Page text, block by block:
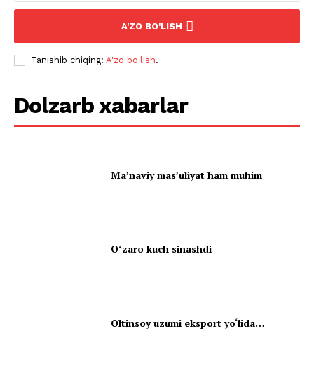
A'ZO BO'LISH
Tanishib chiqing: A'zo bo'lish.
Dolzarb xabarlar
Ma’naviy mas’uliyat ham muhim
Oʻzaro kuch sinashdi
Oltinsoy uzumi eksport yo‘lida…